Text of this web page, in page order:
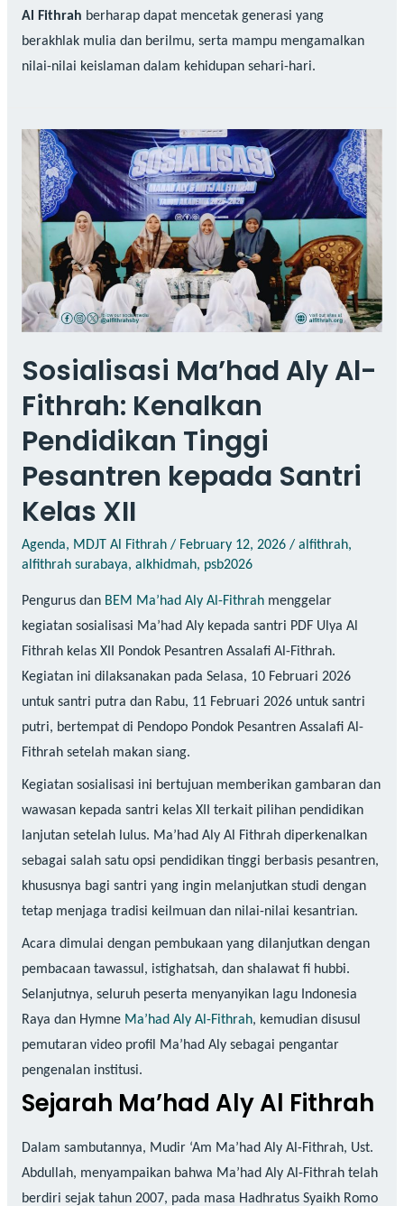
Al Fithrah berharap dapat mencetak generasi yang
berakhlak mulia dan berilmu, serta mampu mengamalkan
nilai-nilai keislaman dalam kehidupan sehari-hari.
Sosialisasi Ma’had Aly Al-
Fithrah: Kenalkan
Pendidikan Tinggi
Pesantren kepada Santri
Kelas XII
Agenda, MDJT Al Fithrah/ February 12, 2026/ alfithrah,
alfithrah surabaya, alkhidmah, psb2026
Pengurus danBEM Ma’had Aly Al-Fithrahmenggelar
kegiatan sosialisasi Ma’had Aly kepada santri PDF Ulya Al
Fithrah kelas XII Pondok Pesantren Assalafi Al-Fithrah.
Kegiatan ini dilaksanakan pada Selasa, 10 Februari 2026
untuk santri putra dan Rabu, 11 Februari 2026 untuk santri
putri, bertempat di Pendopo Pondok Pesantren Assalafi Al-
Fithrah setelah makan siang.
Kegiatan sosialisasi ini bertujuan memberikan gambaran dan
wawasan kepada santri kelas XII terkait pilihan pendidikan
lanjutan setelah lulus. Ma’had Aly Al Fithrah diperkenalkan
sebagai salah satu opsi pendidikan tinggi berbasis pesantren,
khususnya bagi santri yang ingin melanjutkan studi dengan
tetap menjaga tradisi keilmuan dan nilai-nilai kesantrian.
Acara dimulai dengan pembukaan yang dilanjutkan dengan
pembacaan tawassul, istighatsah, dan shalawat fi hubbi.
Selanjutnya, seluruh peserta menyanyikan lagu Indonesia
Raya dan HymneMa’had Aly Al-Fithrah, kemudian disusul
pemutaran video profil Ma’had Aly sebagai pengantar
pengenalan institusi.
Sejarah Ma’had Aly Al Fithrah
Dalam sambutannya, Mudir ‘Am Ma’had Aly Al-Fithrah, Ust.
Abdullah, menyampaikan bahwa Ma’had Aly Al-Fithrah telah
berdiri sejak tahun 2007, pada masa Hadhratus Syaikh Romo